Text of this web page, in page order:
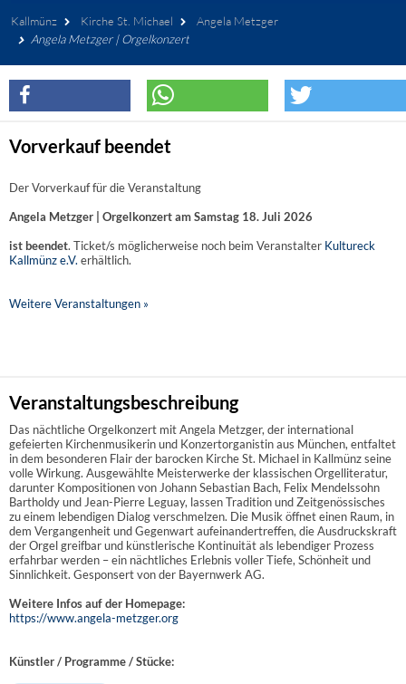
Kallmünz Kirche St. Michael
Angela Metzger
Angela Metzger | Orgelkonzert
Vorverkauf beendet
Der Vorverkauf für die Veranstaltung
Angela Metzger | Orgelkonzert am Samstag 18. Juli 2026
ist beendet. Ticket/s möglicherweise noch beim Veranstalter Kultureck
Kallmünz e.V. erhältlich.
Weitere Veranstaltungen »
Veranstaltungsbeschreibung
Das nächtliche Orgelkonzert mit Angela Metzger, der international
gefeierten Kirchenmusikerin und Konzertorganistin aus München, entfaltet
in dem besonderen Flair der barocken Kirche St. Michael in Kallmünz seine
volle Wirkung. Ausgewählte Meisterwerke der klassischen Orgelliteratur,
darunter Kompositionen von Johann Sebastian Bach, Felix Mendelssohn
Bartholdy und Jean-Pierre Leguay, lassen Tradition und Zeitgenössisches
zu einem lebendigen Dialog verschmelzen. Die Musik öffnet einen Raum, in
dem Vergangenheit und Gegenwart aufeinandertreffen, die Ausdruckskraft
der Orgel greifbar und künstlerische Kontinuität als lebendiger Prozess
erfahrbar werden – ein nächtliches Erlebnis voller Tiefe, Schönheit und
Sinnlichkeit. Gesponsert von der Bayernwerk AG.
Weitere Infos auf der Homepage:
https://www.angela-metzger.org
Künstler / Programme / Stücke: